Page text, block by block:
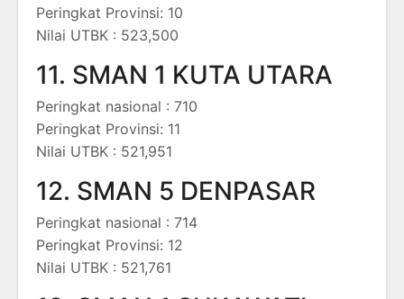
Peringkat Provinsi: 10
Nilai UTBK : 523,500
11. SMAN 1 KUTA UTARA
Peringkat nasional : 710
Peringkat Provinsi: 11
Nilai UTBK : 521,951
12. SMAN 5 DENPASAR
Peringkat nasional : 714
Peringkat Provinsi: 12
Nilai UTBK : 521,761